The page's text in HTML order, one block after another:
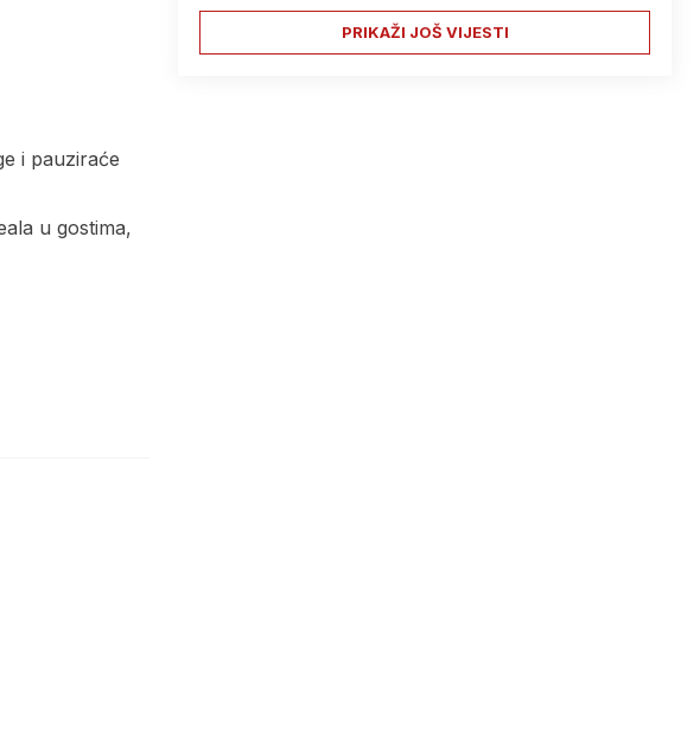
i pauziraće
u gostima,
PRIKAŽI JOŠ VIJESTI